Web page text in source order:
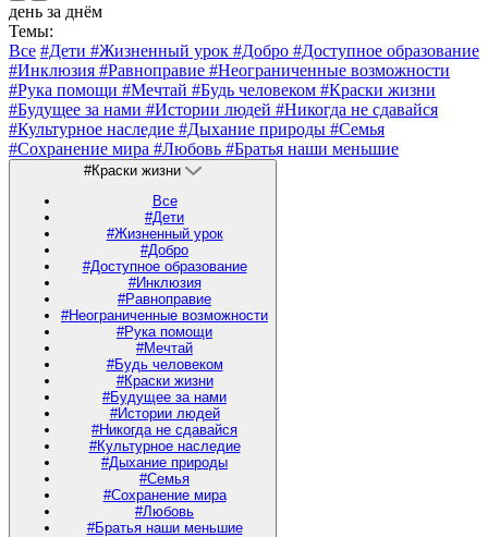
день за днём
Темы:
Все #Дети #Жизненный урок #Добро #Доступное образование
#Инклюзия #Равноправие #Неограниченные возможности
#Рука помощи #Мечтай #Будь человеком #Краски жизни
#Будущее за нами #Истории людей #Никогда не сдавайся
#Культурное наследие #Дыхание природы #Семья
#Сохранение мира #Любовь #Братья наши меньшие
#Краски жизни
Все
#Дети
#Жизненный урок
#Добро
#Доступное образование
#Инклюзия
#Равноправие
#Неограниченные возможности
#Рука помощи
#Мечтай
#Будь человеком
#Краски жизни
#Будущее за нами
#Истории людей
#Никогда не сдавайся
#Культурное наследие
#Дыхание природы
#Семья
#Сохранение мира
#Любовь
#Братья наши меньшие